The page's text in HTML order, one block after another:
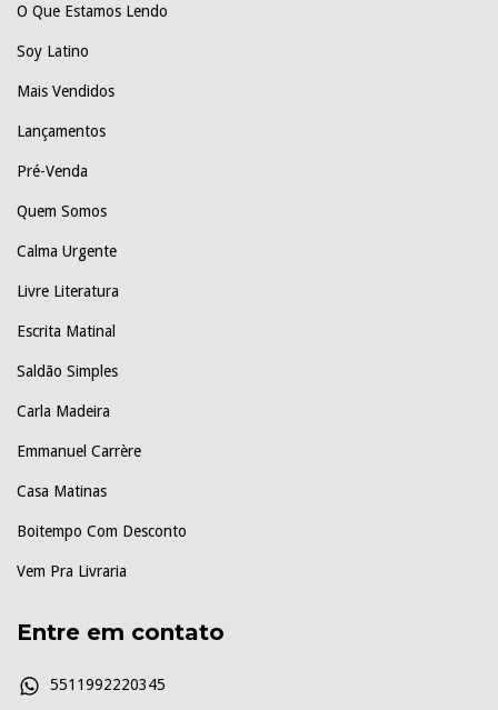
O Que Estamos Lendo
Soy Latino
Mais Vendidos
Lançamentos
Pré-Venda
Quem Somos
Calma Urgente
Livre Literatura
Escrita Matinal
Saldão Simples
Carla Madeira
Emmanuel Carrère
Casa Matinas
Boitempo Com Desconto
Vem Pra Livraria
Entre em contato
5511992220345